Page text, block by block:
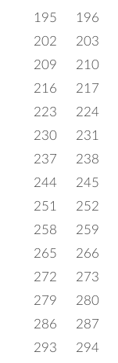
195
196
202
203
209
210
216
217
223
224
230
231
237
238
244
245
251
252
258
259
265
266
272
273
279
280
286
287
293
294